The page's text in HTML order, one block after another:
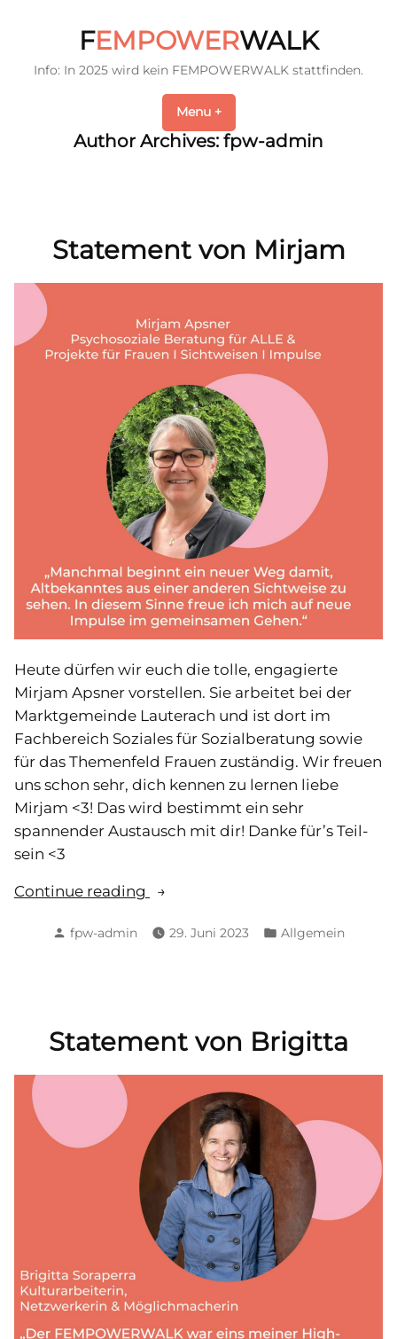
FEMPOWERWALK
Info: In 2025 wird kein FEMPOWERWALK stattfinden.
Menu +expanded
collapsed
Author Archives: fpw-admin
Statement von Mirjam
Heute dürfen wir euch die tolle, engagierte
Mirjam Apsner vorstellen. Sie arbeitet bei der
Marktgemeinde Lauterach und ist dort im
Fachbereich Soziales für Sozialberatung sowie
für das Themenfeld Frauen zuständig. Wir freuen
uns schon sehr, dich kennen zu lernen liebe
Mirjam <3! Das wird bestimmt ein sehr
spannender Austausch mit dir! Danke für’s Teil-
sein <3
Continue reading
„Statement
Mirjam“
Posted
fpw-admin 29. Juni 2023
Posted
Allgemein
Statement von Brigitta